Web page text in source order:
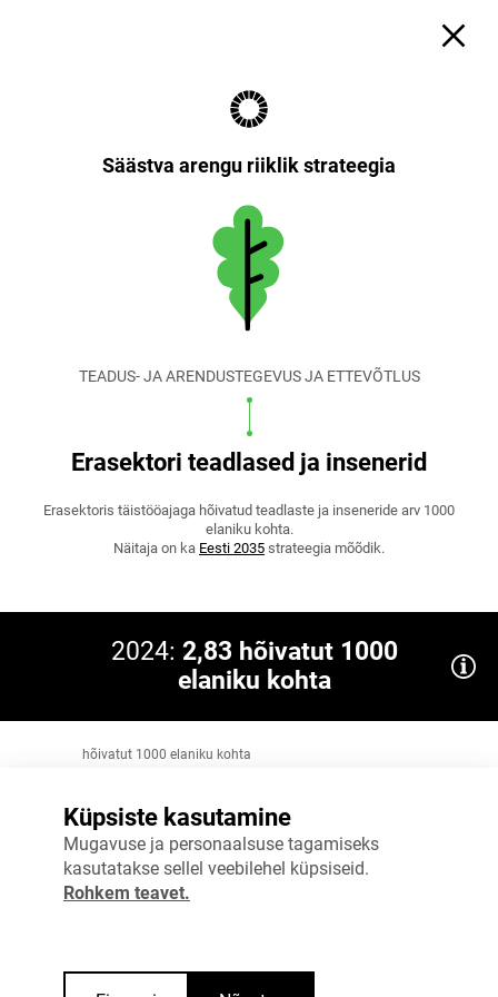
Säästva arengu riiklik strateegia
TEADUS- JA ARENDUSTEGEVUS JA ETTEVÕTLUS
Erasektori teadlased ja insenerid
Erasektoris täistööajaga hõivatud teadlaste ja inseneride arv 1000
elaniku kohta.
Näitaja on ka Eesti 2035 strateegia mõõdik.
2024: 2,83 hõivatut 1000
elaniku kohta
hõivatut 1000 elaniku kohta
1,5
2,25
Küpsiste kasutamine
Mugavuse ja personaalsuse tagamiseks
kasutatakse sellel veebilehel küpsiseid.
Rohkem teavet.